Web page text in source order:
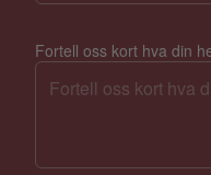
Fortell oss kort hva din